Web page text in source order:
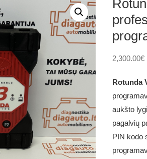
2,300.00€
Rotunda
aukšto
pagalvių
PIN kodo